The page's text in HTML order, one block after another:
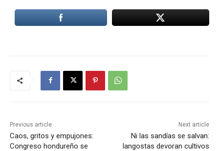
Previous article
Caos, gritos y empujones:
Congreso hondureño se
Next article
Ni las sandías se salvan:
langostas devoran cultivos